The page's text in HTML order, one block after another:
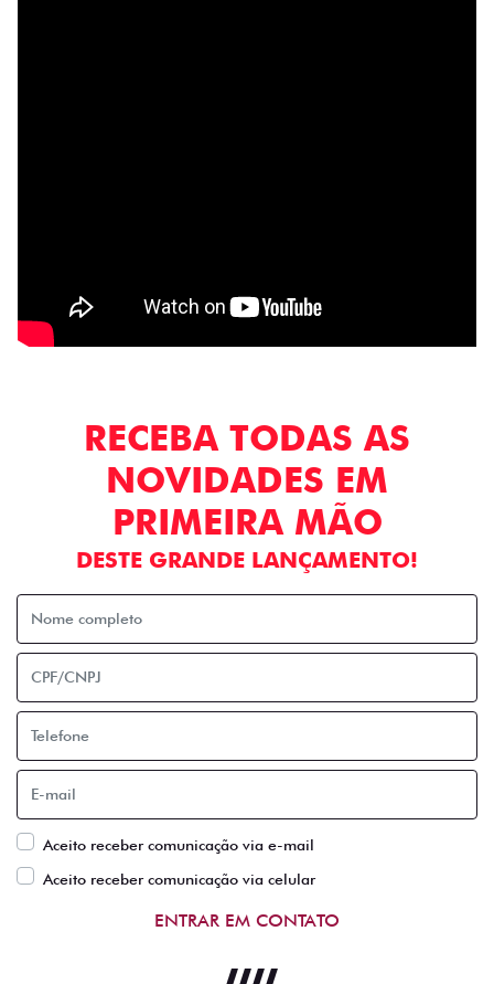
RECEBA TODAS AS
NOVIDADES EM
PRIMEIRA MÃO
DESTE GRANDE LANÇAMENTO!
Aceito receber comunicação via e-mail
Aceito receber comunicação via celular
ENTRAR EM CONTATO